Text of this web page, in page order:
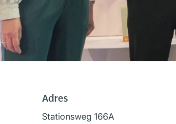
Adres
Stationsweg 166A